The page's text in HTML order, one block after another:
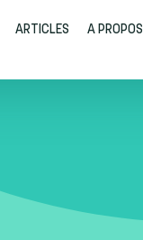
ARTICLES A PROPOS